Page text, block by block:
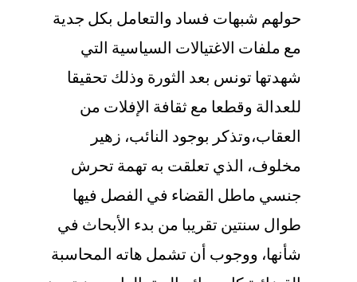
حولهم شبهات فساد والتعامل بكل جدية
مع ملفات الاغتيالات السياسية التي
شهدتها تونس بعد الثورة وذلك تحقيقا
للعدالة وقطعا مع ثقافة الإفلات من
العقاب،وتذكر بوجود النائب، زهير
مخلوف، الذي تعلقت به تهمة تحرش
جنسي ماطل القضاء في الفصل فيها
طوال سنتين تقريبا من بدء الأبحاث في
شأنها، ووجوب أن تشمل هاته المحاسبة